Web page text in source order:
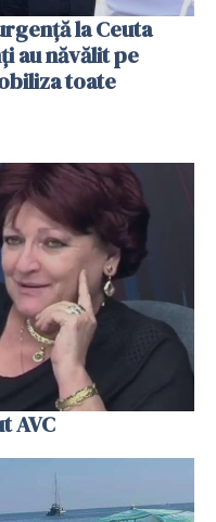
la Ceuta
au năvălit pe
toate
AVC